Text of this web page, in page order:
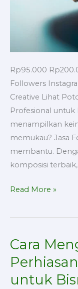
Rp95.000
Followers
Creative Lihat
Profesional untuk
menampilkan
memukau? Jasa
membantu.
komposisi
Read More »
Cara
untuk
Cara
Mengambil
Foto
Perhiasan